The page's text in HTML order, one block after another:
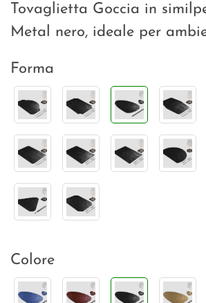
Tovaglietta Goccia in
Metal nero, ideale per
Forma
Colore